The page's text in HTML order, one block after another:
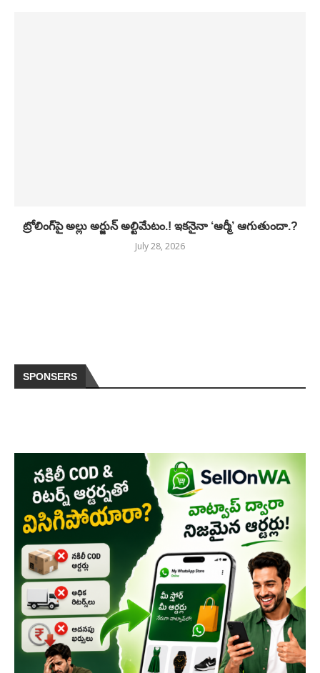
ట్రోలింగ్‌పై అల్లు అర్జున్ అల్టిమేటం.! ఇకనైనా ‘ఆర్మీ’ ఆగుతుందా.?
July 28, 2026
SPONSERS